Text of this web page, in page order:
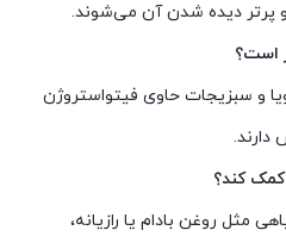
پرتر دیده شدن آن می‌شوند.
است؟
و سبزیجات حاوی فیتواستروژن
کمک کند؟
مثل روغن بادام یا رازیانه،